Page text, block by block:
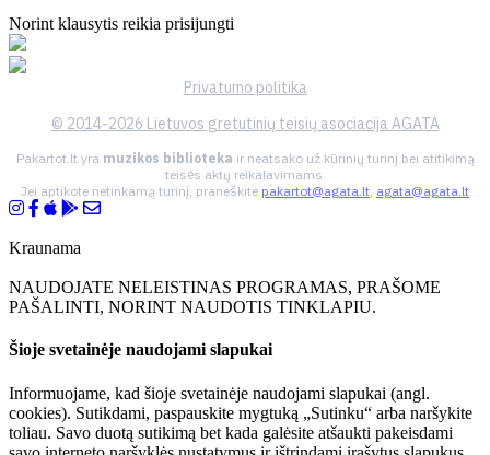
Norint klausytis reikia prisijungti
Privatumo politika
© 2014-2026 Lietuvos gretutinių teisių asociacija AGATA
Pakartot.lt yra muzikos biblioteka ir neatsako už kūrinių turinį bei atitikimą
teisės aktų reikalavimams.
Jei aptikote netinkamą turinį, praneškite pakartot@agata.lt, agata@agata.lt
Kraunama
NAUDOJATE NELEISTINAS PROGRAMAS, PRAŠOME
PAŠALINTI, NORINT NAUDOTIS TINKLAPIU.
Šioje svetainėje naudojami slapukai
Informuojame, kad šioje svetainėje naudojami slapukai (angl.
cookies). Sutikdami, paspauskite mygtuką „Sutinku“ arba naršykite
toliau. Savo duotą sutikimą bet kada galėsite atšaukti pakeisdami